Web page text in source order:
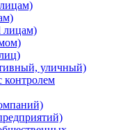
лицам)
уличный)
контролем